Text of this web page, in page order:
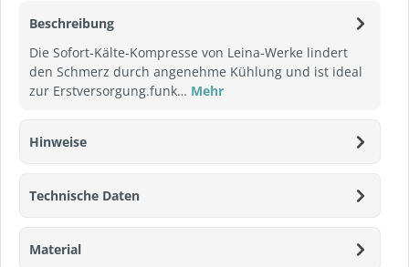
Beschreibung
Die Sofort-Kälte-Kompresse von Leina-Werke lindert
den Schmerz durch angenehme Kühlung und ist ideal
zur Erstversorgung.funk… Mehr
Hinweise
Technische Daten
Material